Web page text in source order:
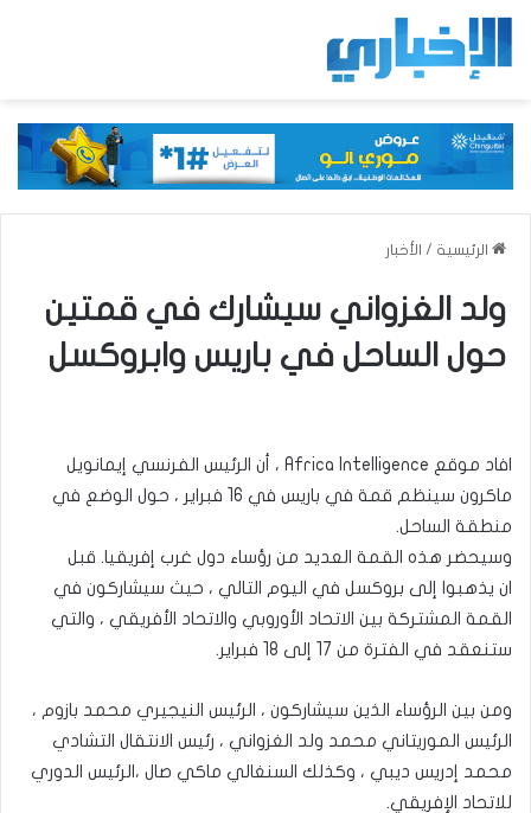
الرئيسية / الأخبار
ولد الغزواني سيشارك في قمتين
حول الساحل في باريس وابروكسل
افاد موقع Africa Intelligence ، أن الرئيس الفرنسي إيمانويل
ماكرون سينظم قمة في باريس في 16 فبراير ، حول الوضع في
منطقة الساحل.
وسيحضر هذه القمة العديد من رؤساء دول غرب إفريقيا. قبل
ان يذهبوا إلى بروكسل في اليوم التالي ، حيث سيشاركون في
القمة المشتركة بين الاتحاد الأوروبي والاتحاد الأفريقي ، والتي
ستنعقد في الفترة من 17 إلى 18 فبراير.
ومن بين الرؤساء الذين سيشاركون ، الرئيس النيجيري محمد بازوم ،
الرئيس الموريتاني محمد ولد الغزواني ، رئيس الانتقال التشادي
محمد إدريس ديبي ، وكذلك السنغالي ماكي صال ،الرئيس الدوري
للاتحاد الإفريقي.